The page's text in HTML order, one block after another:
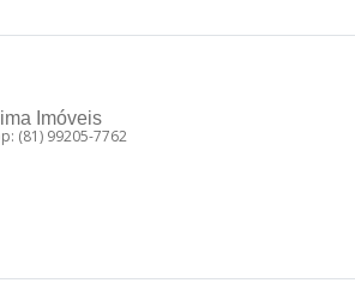
Imóveis
(81) 99205-7762